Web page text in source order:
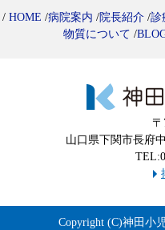
/ HOME /病院案内 /院長紹介/診
物質について /
山口県下関市長府
Copyright (C)神田小